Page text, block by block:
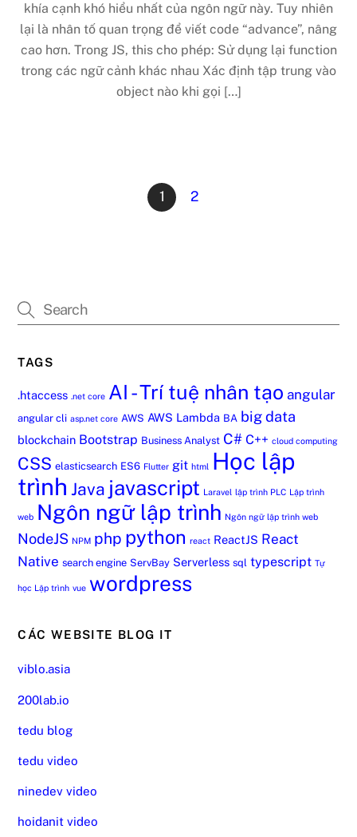
khía cạnh khó hiểu nhất của ngôn ngữ này. Tuy nhiên
lại là nhân tố quan trọng để viết code “advance”, nâng
cao hơn. Trong JS, this cho phép: Sử dụng lại function
trong các ngữ cảnh khác nhau Xác định tập trung vào
object nào khi gọi […]
1 2
TAGS
.htaccess .net core AI - Trí tuệ nhân tạo angular
angular cli asp.net core AWS AWS Lambda BA big data
blockchain Bootstrap Business Analyst C# C++ cloud computing
CSS elasticsearch ES6 Flutter git html Học lập
trình Java javascript Laravel lập trình PLC Lập trình
web Ngôn ngữ lập trình Ngôn ngữ lập trình web
NodeJS NPM php python react ReactJS React
Native search engine ServBay Serverless sql typescript Tự
học Lập trình vue wordpress
CÁC WEBSITE BLOG IT
viblo.asia
200lab.io
tedu blog
tedu video
ninedev video
hoidanit video